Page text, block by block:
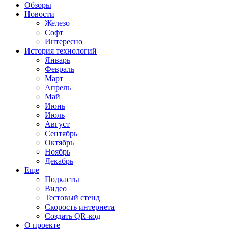
Обзоры
Новости
Железо
Софт
Интересно
История технологий
Январь
Февраль
Март
Апрель
Май
Июнь
Июль
Август
Сентябрь
Октябрь
Ноябрь
Декабрь
Еще
Подкасты
Видео
Тестовый стенд
Скорость интернета
Создать QR-код
О проекте